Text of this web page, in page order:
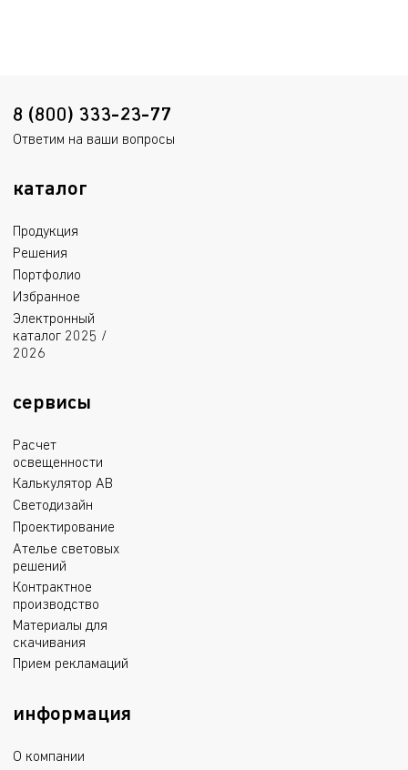
8 (800) 333-23-77
Ответим на ваши вопросы
каталог
Продукция
Решения
Портфолио
Избранное
Электронный
каталог 2025 /
2026
сервисы
Расчет
освещенности
Калькулятор АВ
Светодизайн
Проектирование
Ателье световых
решений
Контрактное
производство
Материалы для
скачивания
Прием рекламаций
информация
О компании